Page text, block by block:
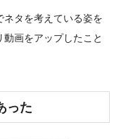
ネタを考えている姿を
画をアップしたこと
った